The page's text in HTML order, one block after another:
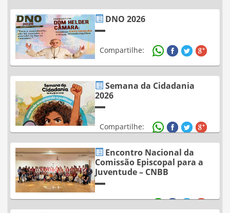
DNO 2026
Compartilhe:
Semana da Cidadania
2026
Compartilhe:
Encontro Nacional da
Comissão Episcopal para a
Juventude – CNBB
Compartilhe: